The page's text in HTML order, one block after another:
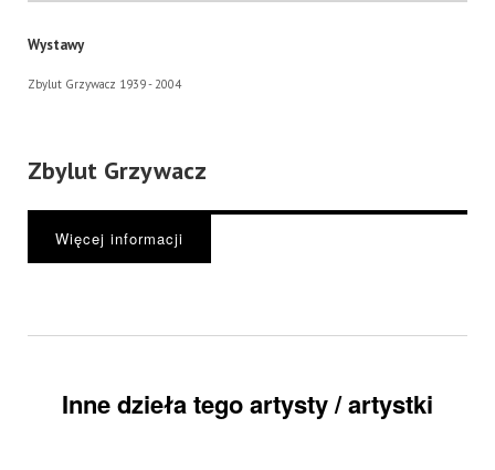
Wystawy
Zbylut Grzywacz 1939 - 2004
Zbylut Grzywacz
Więcej informacji
Inne dzieła tego artysty / artystki